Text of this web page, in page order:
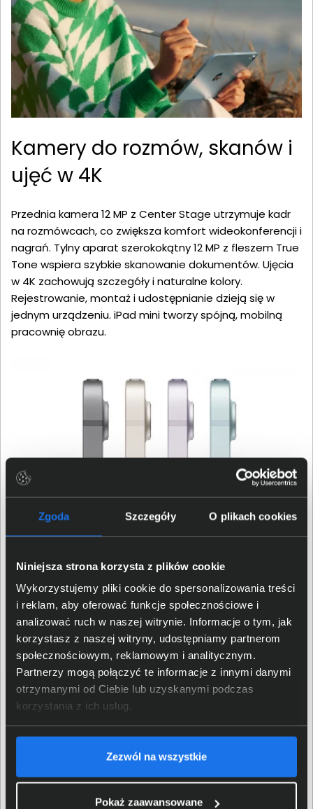
Zgoda Szczegóły O plikach cookies
Niniejsza strona korzysta z plików cookie
Wykorzystujemy pliki cookie do spersonalizowania treści
i reklam, aby oferować funkcje społecznościowe i
analizować ruch w naszej witrynie. Informacje o tym, jak
korzystasz z naszej witryny, udostępniamy partnerom
społecznościowym, reklamowym i analitycznym.
Partnerzy mogą połączyć te informacje z innymi danymi
otrzymanymi od Ciebie lub uzyskanymi podczas
korzystania z ich usług.
Zezwól na wszystkie
Pokaż zaawansowane
Kamery do rozmów, skanów i
ujęć w 4K
Przednia kamera 12 MP z Center Stage utrzymuje kadr
na rozmówcach, co zwiększa komfort wideokonferencji i
nagrań. Tylny aparat szerokokątny 12 MP z fleszem True
Tone wspiera szybkie skanowanie dokumentów. Ujęcia
w 4K zachowują szczegóły i naturalne kolory.
Rejestrowanie, montaż i udostępnianie dzieją się w
jednym urządzeniu. iPad mini tworzy spójną, mobilną
pracownię obrazu.
iPadOS 26 oferuje nowy styl Liquid Glass oraz
usprawnienia organizacji pracy. Całkiem nowy system
okien poprawia kontrolę nad projektami i koncentrację
na zadaniach. Interfejs pozostaje przejrzysty, a obsługa
aplikacji profesjonalnych staje się bardziej efektywna.
Łączność WiFi 6E i 5G zapewnia wysoką szybkość
przesyłu w domu, pracy i w podróży. Touch ID w górnym
przycisku ułatwia bezpieczne odblokowanie i logowanie.